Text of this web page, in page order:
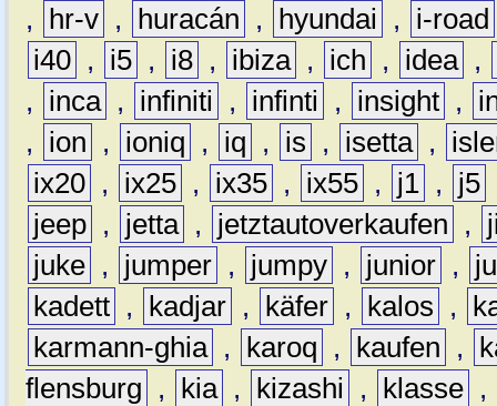
,
hr-v , huracán , hyundai ,
i-road
i40 , i5 , i8 , ibiza , ich , idea ,
,
inca , infiniti , infinti , insight ,
,
ion , ioniq , iq , is , isetta ,
ix20 , ix25 , ix35 , ix55 , j1 , j5
jeep , jetta , jetztautoverkaufen ,
juke , jumper , jumpy , junior ,
kadett , kadjar , käfer , kalos ,
karmann-ghia , karoq , kaufen ,
flensburg
, kia , kizashi , klasse ,